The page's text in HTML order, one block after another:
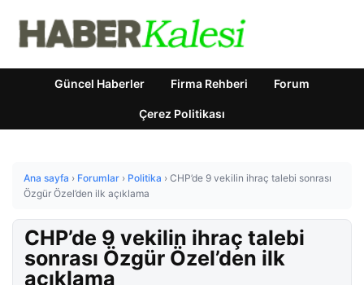
Güncel Haberler Firma Rehberi Forum
Çerez Politikası
Ana sayfa › Forumlar › Politika › CHP’de 9 vekilin ihraç talebi sonrası
Özgür Özel’den ilk açıklama
CHP’de 9 vekilin ihraç talebi
sonrası Özgür Özel’den ilk
açıklama